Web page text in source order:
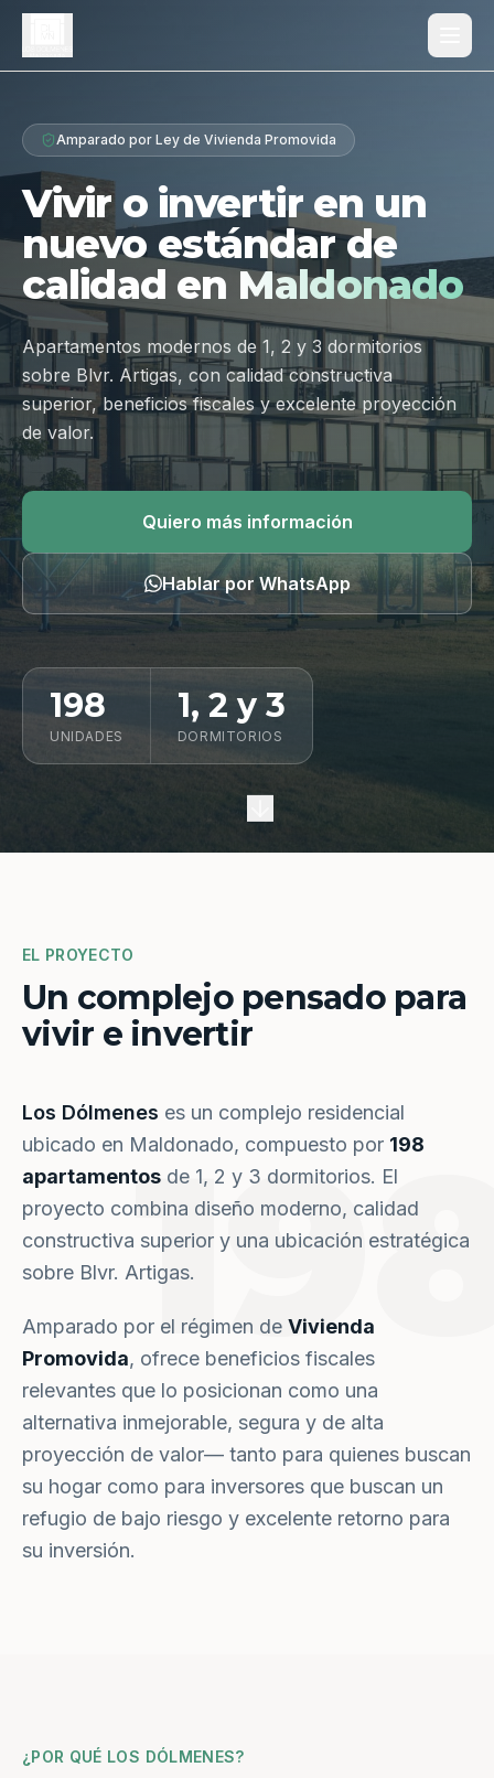
Proyecto
Diferenciales
Tipologías
Galería
Ubicación
Contacto
Hablar por WhatsApp
Amparado por Ley de Vivienda Promovida
Vivir o invertir en un
nuevo estándar de
calidad en Maldonado
Apartamentos modernos de 1, 2 y 3 dormitorios
sobre Blvr. Artigas, con calidad constructiva
superior, beneficios fiscales y excelente proyección
de valor.
Quiero más información
Hablar por WhatsApp
198
UNIDADES
1, 2 y 3
DORMITORIOS
EL PROYECTO
Un complejo pensado para
vivir e invertir
Los Dólmenes es un complejo residencial
ubicado en Maldonado, compuesto por 198
apartamentos de 1, 2 y 3 dormitorios. El
proyecto combina diseño moderno, calidad
constructiva superior y una ubicación estratégica
sobre Blvr. Artigas.
Amparado por el régimen de Vivienda
Promovida, ofrece beneficios fiscales
relevantes que lo posicionan como una
alternativa inmejorable, segura y de alta
proyección de valor— tanto para quienes buscan
su hogar como para inversores que buscan un
refugio de bajo riesgo y excelente retorno para
su inversión.
¿POR QUÉ LOS DÓLMENES?